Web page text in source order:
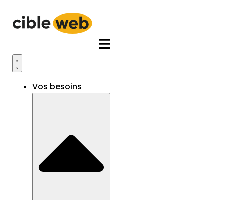
contenu
Vos besoins